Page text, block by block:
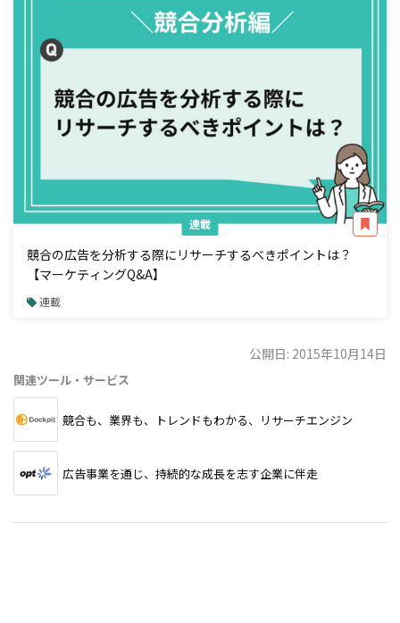
連載
競合の広告を分析する際にリサーチするべきポイントは？
【マーケティングQ&A】
連載
公開日: 2015年10月14日
関連ツール・サービス
競合も、業界も、トレンドもわかる、リサーチエンジン
広告事業を通じ、持続的な成長を志す企業に伴走